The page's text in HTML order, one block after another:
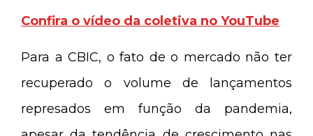
Confira o vídeo da coletiva no YouTube
Para a CBIC, o fato de o mercado não ter
recuperado o volume de lançamentos
represados em função da pandemia,